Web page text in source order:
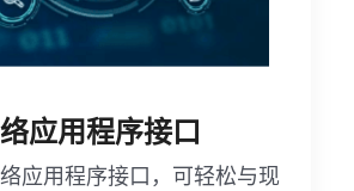
应用程序接口
应用程序接口，可轻松与现